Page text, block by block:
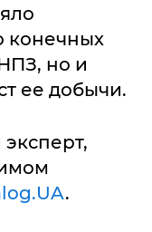
конечных
но и
ее добычи.
.